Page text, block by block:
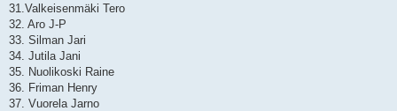
31.Valkeisenmäki Tero
32. Aro J-P
33. Silman Jari
34. Jutila Jani
35. Nuolikoski Raine
36. Friman Henry
37. Vuorela Jarno